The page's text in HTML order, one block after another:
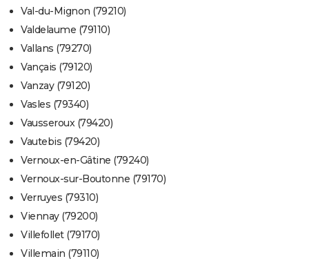
Val-du-Mignon (79210)
Valdelaume (79110)
Vallans (79270)
Vançais (79120)
Vanzay (79120)
Vasles (79340)
Vausseroux (79420)
Vautebis (79420)
Vernoux-en-Gâtine (79240)
Vernoux-sur-Boutonne (79170)
Verruyes (79310)
Viennay (79200)
Villefollet (79170)
Villemain (79110)